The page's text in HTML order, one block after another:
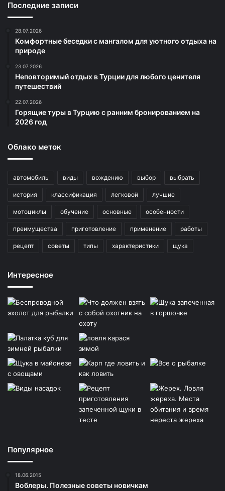
Последние записи
28.07.2026
Комфортные беседки с мангалом для уютного отдыха на
природе
23.07.2026
Неповторимый отдых в Турции для любого ценителя
путешествий
22.07.2026
Горящие туры в Турцию с ранним бронированием на
2026 год
Облако меток
автомобиль виды вождению выбор выбрать
история классификация легковой лучшие
мотоциклы обучение основные особенности
преимущества приготовление применение работы
рецепт советы типы характеристики щука
Интересное
Популярное
18.06.2015
Воблеры. Полезные советы новичкам